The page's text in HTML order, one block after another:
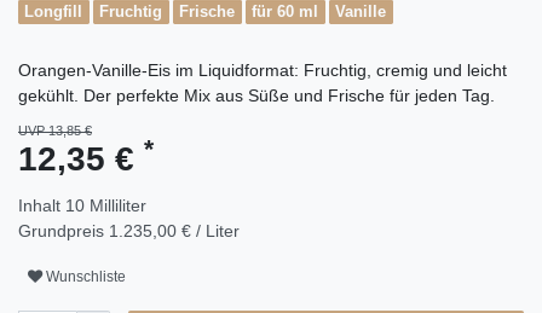
Longfill Fruchtig Frische für 60 ml Vanille
Orangen-Vanille-Eis im Liquidformat: Fruchtig, cremig und leicht
gekühlt. Der perfekte Mix aus Süße und Frische für jeden Tag.
UVP 13,85 €
12,35 € *
Inhalt 10 Milliliter
Grundpreis 1.235,00 € / Liter
Wunschliste